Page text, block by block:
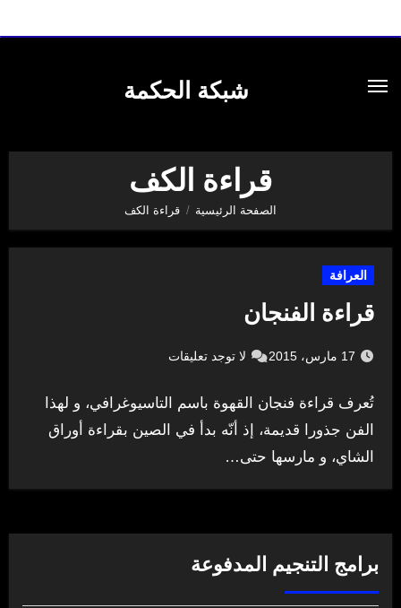
شبكة الحكمة
قراءة الكف
الصفحة الرئيسية قراءة الكف
العرافة
قراءة الفنجان
17 مارس، 2015 لا توجد تعليقات
تُعرف قراءة فنجان القهوة باسم التاسيوغرافي، و لهذا
الفن جذورا قديمة، إذ أنّه بدأ في الصين بقراءة أوراق
الشاي، و مارسها حتى…
برامج التنجيم المدفوعة